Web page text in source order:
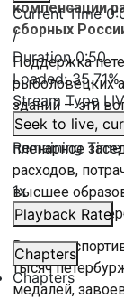
Current Time
/
Duration0:50
Loaded:35.71%
Stream Type
Seek to live,
Remaining Time
1x
Playback Rate
Chapters
Chapters
компенсации
сборных
Поддержка
рыболовецких
зданий — эти
депутатов.
пленарное
расходов,
высшее
России от
В состав
тысяч
медалей,